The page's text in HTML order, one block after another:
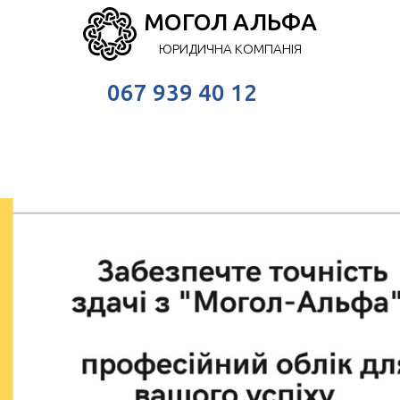
МОГОЛ АЛЬФА
ЮРИДИЧНА КОМПАНІЯ
067 939 40 12